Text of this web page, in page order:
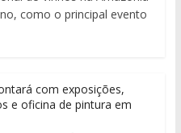
como o principal evento
com exposições,
e oficina de pintura em